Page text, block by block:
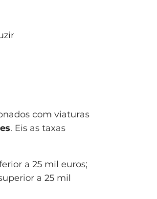
com viaturas
. Eis as taxas
a 25 mil euros;
a 25 mil